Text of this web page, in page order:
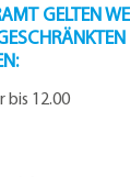
GELTEN
bis 12.00